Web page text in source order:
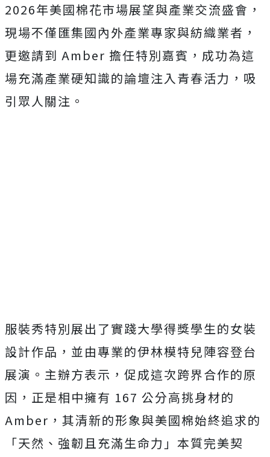
2026年美國棉花市場展望與產業交流盛會，
現場不僅匯集國內外產業專家與紡織業者，
更邀請到 Amber 擔任特別嘉賓，成功為這
場充滿產業硬知識的論壇注入青春活力， 吸
引眾人關注。
服裝秀特別展出了實踐大學得獎學生的女裝
設計作品， 並由專業的伊林模特兒陣容登台
展演。主辦方表示， 促成這次跨界合作的原
因，正是相中擁有 167 公分高挑身材的
Amber，其清新的形象與美國棉始終追求的
「天然、 強韌且充滿生命力」本質完美契